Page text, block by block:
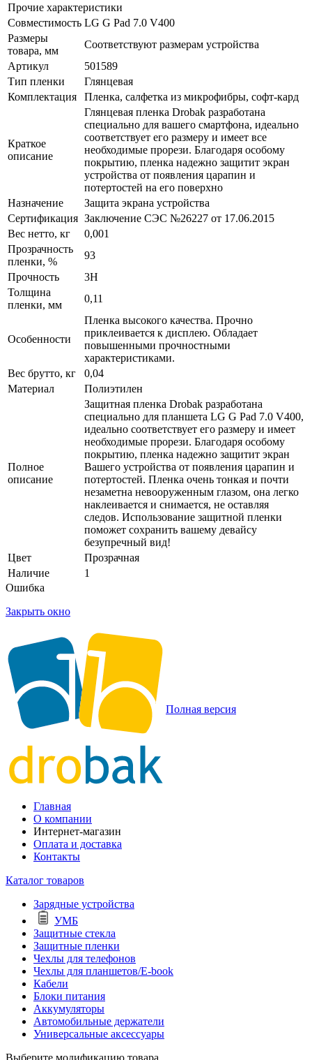
Прочие характеристики
Совместимость LG G Pad 7.0 V400
Размеры
товара, мм
Соответствуют размерам устройства
Артикул
501589
Тип пленки
Глянцевая
Комплектация
Пленка, салфетка из микрофибры, софт-кард
Краткое
описание
Глянцевая пленка Drobak разработана
специально для вашего смартфона, идеально
соответствует его размеру и имеет все
необходимые прорези. Благодаря особому
покрытию, пленка надежно защитит экран
устройства от появления царапин и
потертостей на его поверхно
Назначение
Защита экрана устройства
Сертификация Заключение СЭС №26227 от 17.06.2015
Вес нетто, кг
0,001
Прозрачность
пленки, %
93
Прочность
3H
Толщина
пленки, мм
0,11
Особенности
Пленка высокого качества. Прочно
приклеивается к дисплею. Обладает
повышенными прочностными
характеристиками.
Вес брутто, кг
0,04
Материал
Полиэтилен
Полное
описание
Защитная пленка Drobak разработана
специально для планшета LG G Pad 7.0 V400,
идеально соответствует его размеру и имеет
необходимые прорези. Благодаря особому
покрытию, пленка надежно защитит экран
Вашего устройства от появления царапин и
потертостей. Пленка очень тонкая и почти
незаметна невооруженным глазом, она легко
наклеивается и снимается, не оставляя
следов. Использование защитной пленки
поможет сохранить вашему девайсу
безупречный вид!
Цвет
Прозрачная
Наличие
1
Ошибка
Закрыть окно
Полная версия
Главная
О компании
Интернет-магазин
Оплата и доставка
Контакты
Каталог товаров
Зарядные устройства
УМБ
Защитные стекла
Защитные пленки
Чехлы для телефонов
Чехлы для планшетов/E-book
Кабели
Блоки питания
Аккумуляторы
Автомобильные держатели
Универсальные аксессуары
Выберите модификацию товара